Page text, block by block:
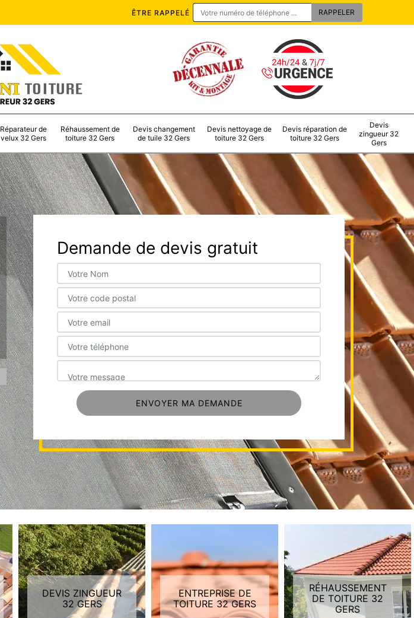
ÊTRE RAPPELÉ
Réparateur de
velux 32 Gers
Réhaussement de
toiture 32 Gers
Devis changement
de tuile 32 Gers
Devis nettoyage de
toiture 32 Gers
Devis réparation de
toiture 32 Gers
Devis
zingueur 32
Gers
Demande de devis gratuit
DEVIS ZINGUEUR
32 GERS
ENTREPRISE DE
TOITURE 32 GERS
RÉHAUSSEMENT
DE TOITURE 32
GERS